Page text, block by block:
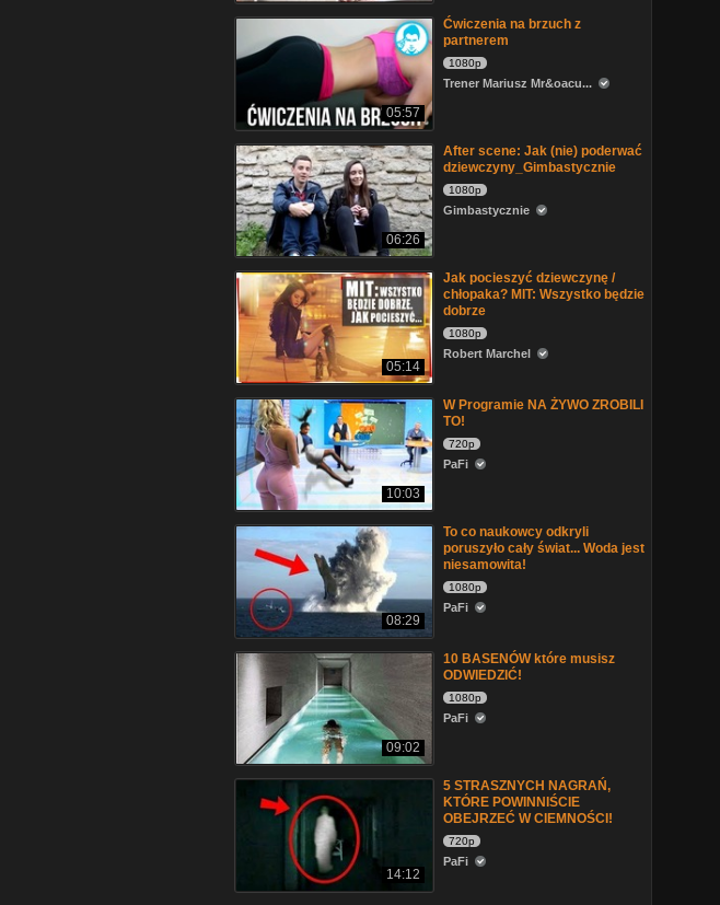
05:57
Ćwiczenia na brzuch z
partnerem
1080p
Trener Mariusz Mr&oacu...
06:26
After scene: Jak (nie) poderwać
dziewczyny_Gimbastycznie
1080p
Gimbastycznie
05:14
Jak pocieszyć dziewczynę /
chłopaka? MIT: Wszystko będzie
dobrze
1080p
Robert Marchel
10:03
W Programie NA ŻYWO ZROBILI
TO!
720p
PaFi
08:29
To co naukowcy odkryli
poruszyło cały świat... Woda jest
niesamowita!
1080p
PaFi
09:02
10 BASENÓW które musisz
ODWIEDZIĆ!
1080p
PaFi
14:12
5 STRASZNYCH NAGRAŃ,
KTÓRE POWINNIŚCIE
OBEJRZEĆ W CIEMNOŚCI!
720p
PaFi